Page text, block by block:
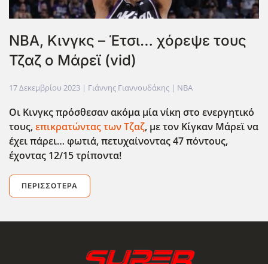
ΝΒΑ, Κινγκς – Έτσι… χόρεψε τους
Τζαζ ο Μάρεϊ (vid)
17 Δεκεμβρίου 2023 | Γιάννης Γιαννουδάκης | NBA
Οι Κινγκς πρόσθεσαν ακόμα μία νίκη στο ενεργητικό
τους,επικρατώντας των Τζαζ, με τον Κίγκαν Μάρεϊ να
έχει πάρει… φωτιά, πετυχαίνοντας 47 πόντους,
έχοντας 12/15 τρίποντα!
ΠΕΡΙΣΣΌΤΕΡΑ